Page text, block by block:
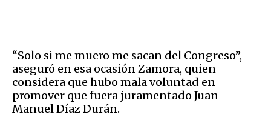
“Solo si me muero me sacan del Congreso”,
aseguró en esa ocasión Zamora, quien
considera que hubo mala voluntad en
promover que fuera juramentado Juan
Manuel Díaz Durán.